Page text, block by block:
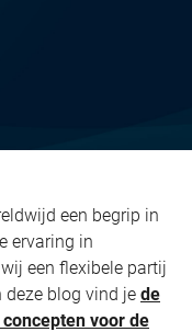
een begrip in
ervaring in
een flexibele partij
blog vind je de
voor de